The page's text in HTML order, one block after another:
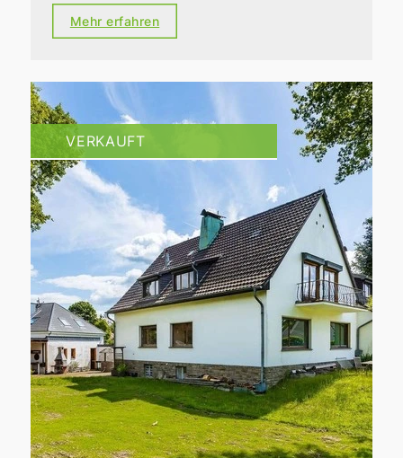
Mehr erfahren
VERKAUFT